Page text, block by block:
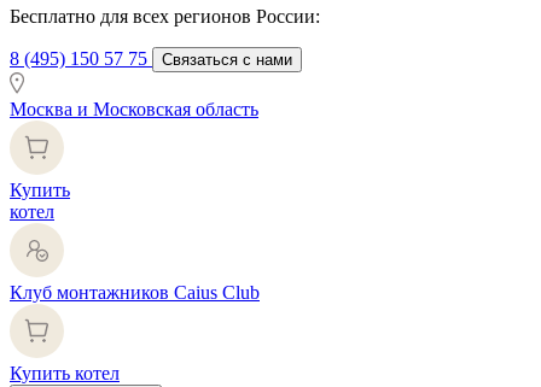
Бесплатно для всех регионов России:
8 (495) 150 57 75 Связаться с нами
Москва и Московская область
Купить
котел
Клуб монтажников Caius Club
Купить котел